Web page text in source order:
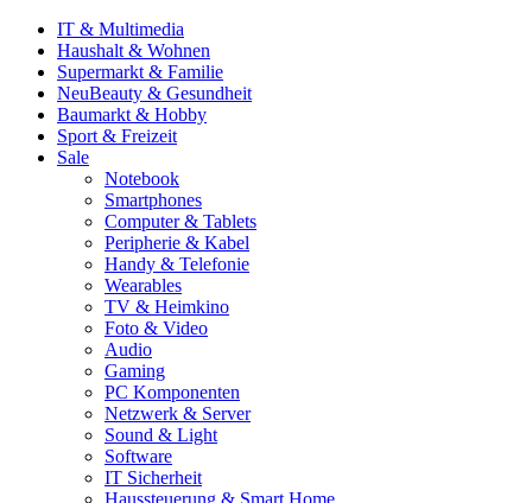
IT & Multimedia
Haushalt & Wohnen
Supermarkt & Familie
NeuBeauty & Gesundheit
Baumarkt & Hobby
Sport & Freizeit
Sale
Notebook
Smartphones
Computer & Tablets
Peripherie & Kabel
Handy & Telefonie
Wearables
TV & Heimkino
Foto & Video
Audio
Gaming
PC Komponenten
Netzwerk & Server
Sound & Light
Software
IT Sicherheit
Haussteuerung & Smart Home